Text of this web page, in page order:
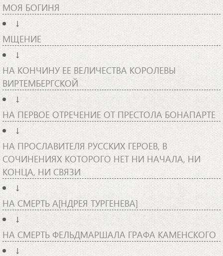
МОЯ БОГИНЯ
↓
МЩЕНИЕ
↓
НА КОНЧИНУ ЕЕ ВЕЛИЧЕСТВА КОРОЛЕВЫ
ВИРТЕМБЕРГСКОЙ
↓
НА ПЕРВОЕ ОТРЕЧЕНИЕ ОТ ПРЕСТОЛА БОНАПАРТЕ
↓
НА ПРОСЛАВИТЕЛЯ РУССКИХ ГЕРОЕВ, В
СОЧИНЕНИЯХ КОТОРОГО НЕТ НИ НАЧАЛА, НИ
КОНЦА, НИ СВЯЗИ
↓
НА СМЕРТЬ А[НДРЕЯ ТУРГЕНЕВА]
↓
НА СМЕРТЬ ФЕЛЬДМАРШАЛА ГРАФА КАМЕНСКОГО
↓